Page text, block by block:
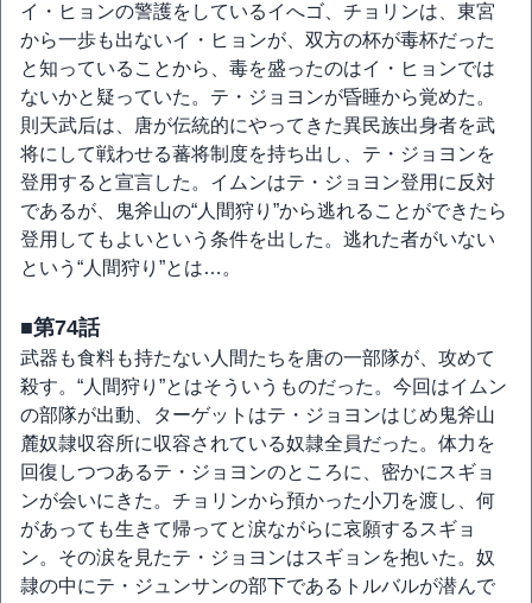
イ・ヒョンの警護をしているイへゴ、チョリンは、東宮
から一歩も出ないイ・ヒョンが、双方の杯が毒杯だった
と知っていることから、毒を盛ったのはイ・ヒョンでは
ないかと疑っていた。テ・ジョヨンが昏睡から覚めた。
則天武后は、唐が伝統的にやってきた異民族出身者を武
将にして戦わせる蕃将制度を持ち出し、テ・ジョヨンを
登用すると宣言した。イムンはテ・ジョヨン登用に反対
であるが、鬼斧山の“人間狩り”から逃れることができたら
登用してもよいという条件を出した。逃れた者がいない
という“人間狩り”とは…。
■第74話
武器も食料も持たない人間たちを唐の一部隊が、攻めて
殺す。“人間狩り”とはそういうものだった。今回はイムン
の部隊が出動、ターゲットはテ・ジョヨンはじめ鬼斧山
麓奴隷収容所に収容されている奴隷全員だった。体力を
回復しつつあるテ・ジョヨンのところに、密かにスギョ
ンが会いにきた。チョリンから預かった小刀を渡し、何
があっても生きて帰ってと涙ながらに哀願するスギョ
ン。その涙を見たテ・ジョヨンはスギョンを抱いた。奴
隷の中にテ・ジュンサンの部下であるトルバルが潜んで